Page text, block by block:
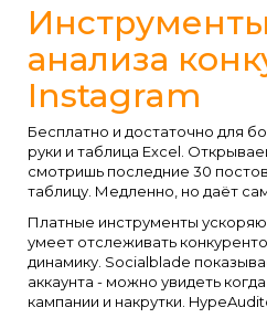
анализа
Instagram
Бесплатно и достаточно для
руки и таблица Excel.
смотришь последние 30
таблицу. Медленно, но даёт
Платные инструменты
умеет отслеживать
динамику. Socialblade
аккаунта - можно увидеть
кампании и накрутки.